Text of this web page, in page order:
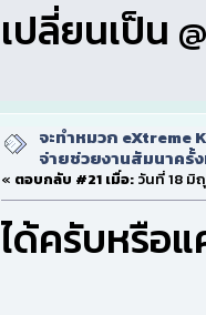
เปลี่ยนเป็น
จะทำหมวก eXtreme
จ่ายช่วยงานสัมนาครั้
« ตอบกลับ #21 เมื่อ: วันที่ 18 มิ
ได้ครับหรือแ